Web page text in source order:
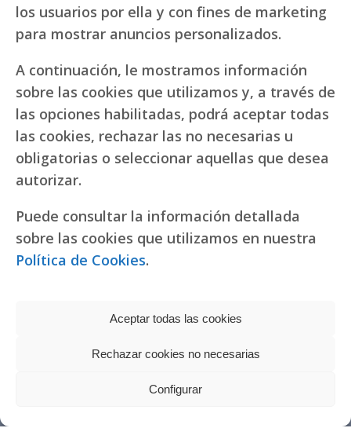
los usuarios por ella y con fines de marketing
para mostrar anuncios personalizados.
A continuación, le mostramos información
sobre las cookies que utilizamos y, a través de
las opciones habilitadas, podrá aceptar todas
las cookies, rechazar las no necesarias u
obligatorias o seleccionar aquellas que desea
autorizar.
Puede consultar la información detallada
sobre las cookies que utilizamos en nuestra
Política de Cookies.
Aceptar todas las cookies
Rechazar cookies no necesarias
Configurar
Copyright © 2022 RR. Pureza de María